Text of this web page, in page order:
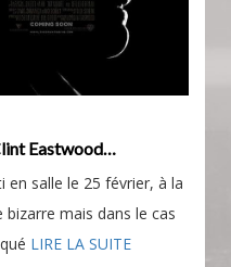
Eastwood…
en salle le 25 février, à la
bizarre mais dans le cas
LIRE LA SUITE